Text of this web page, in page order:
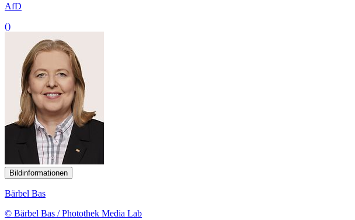
AfD
()
Bildinformationen
Bärbel Bas
© Bärbel Bas / Photothek Media Lab